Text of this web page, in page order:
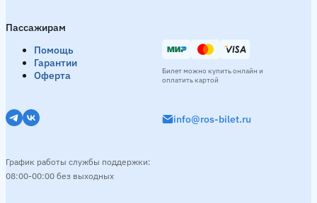
Утро
09:55
Смотреть расписание
Смотреть расписание
Пассажирам
Помощь
Гарантии
Оферта
info@ros-bilet.ru
График работы службы поддержки:
08:00-00:00 без выходных
Билет можно купить онлайн и
оплатить картой